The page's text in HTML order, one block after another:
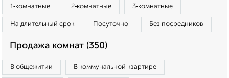
1‑комнатные 2‑комнатные 3‑комнатные
На длительный срок Посуточно Без посредников
Продажа комнат (350)
В общежитии В коммунальной квартире